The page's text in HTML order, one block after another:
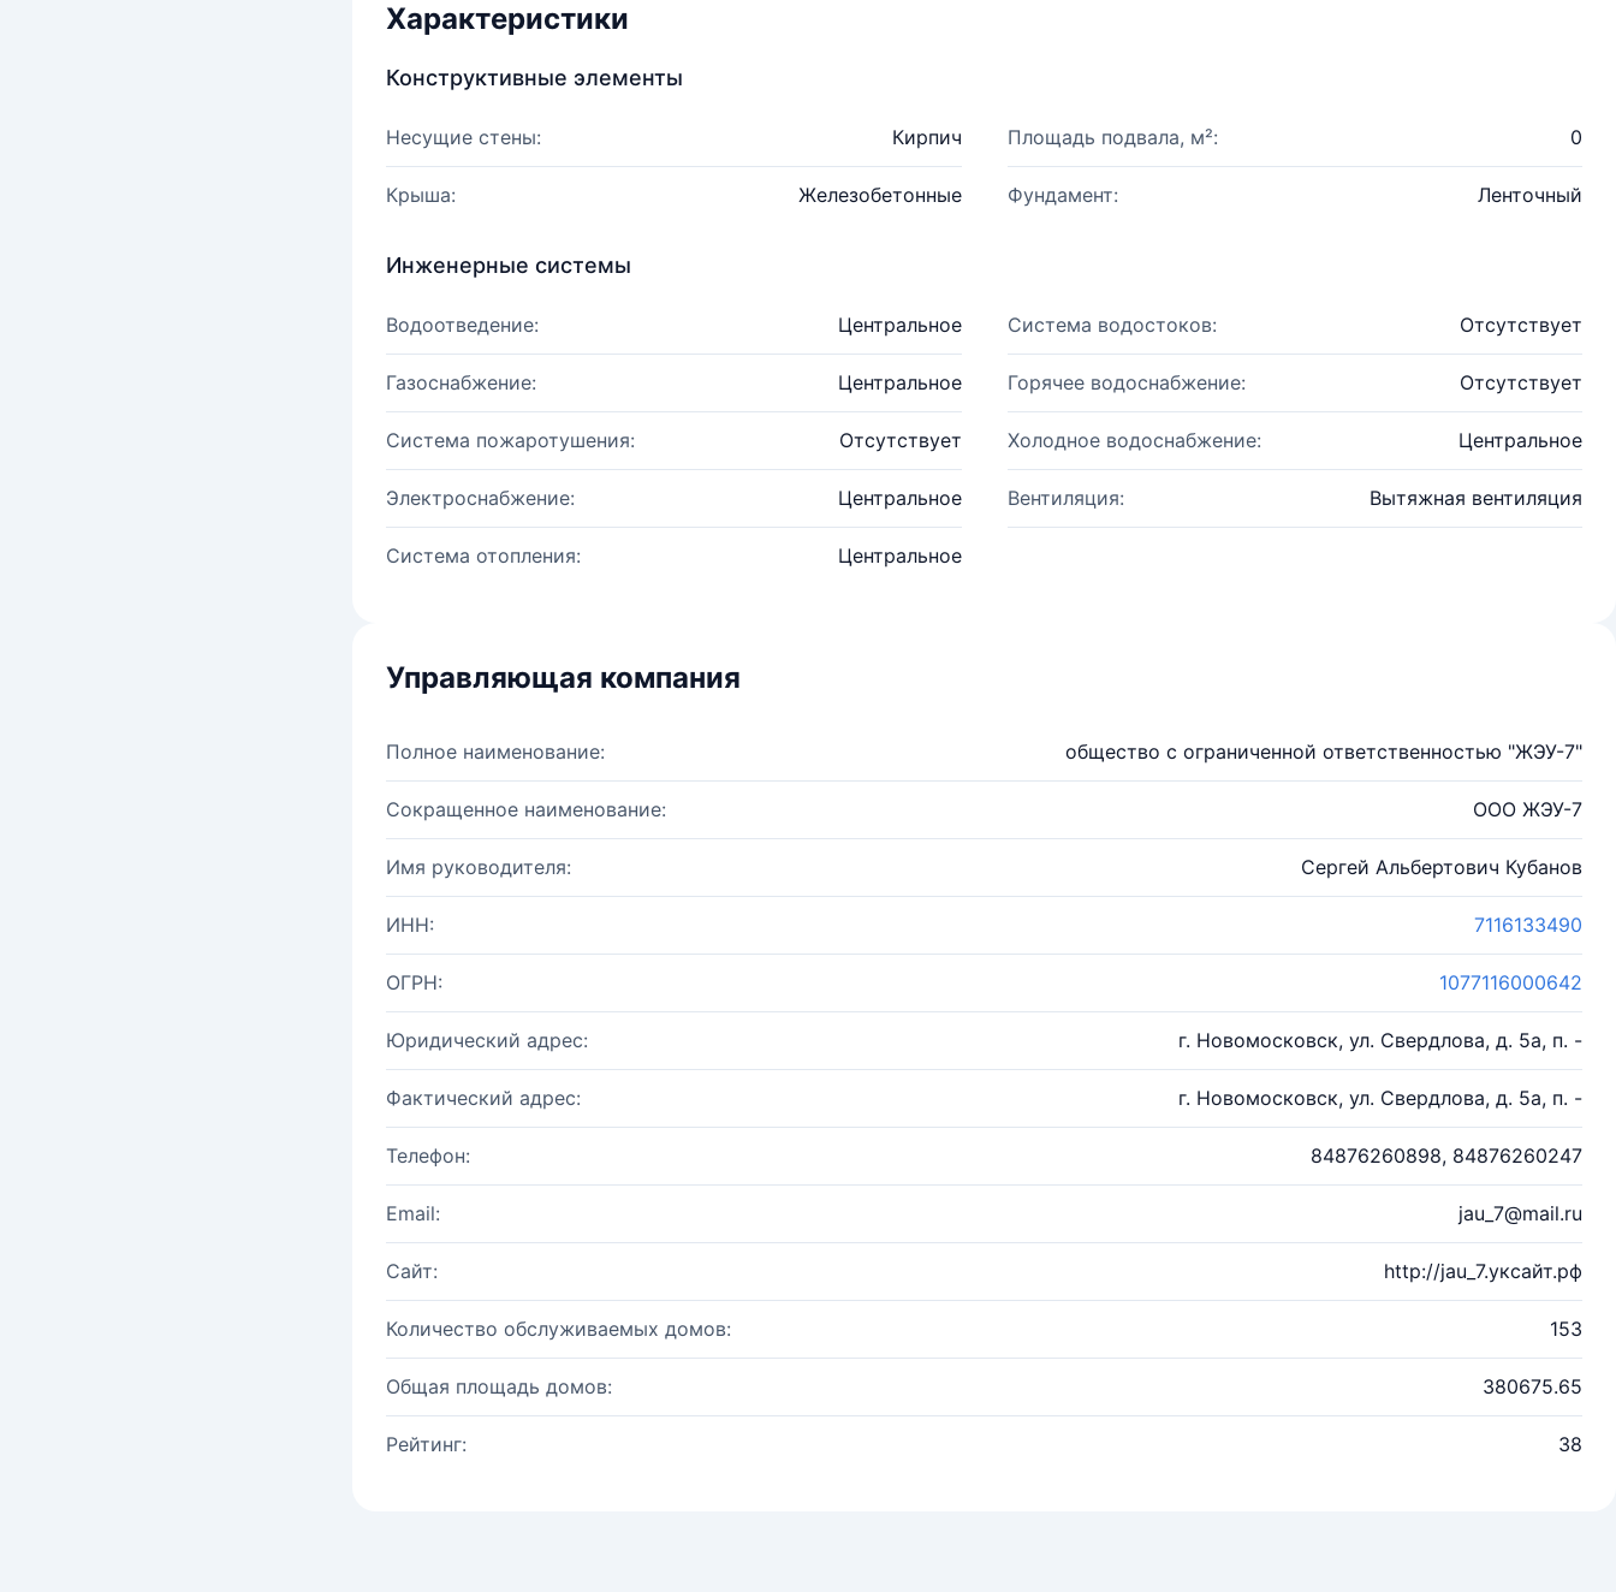
Характеристики
Конструктивные элементы
Несущие стены: Кирпич Площадь подвала, м²: 0
Крыша: Железобетонные Фундамент: Ленточный
Инженерные системы
Водоотведение: Центральное Система водостоков: Отсутствует
Газоснабжение: Центральное Горячее водоснабжение: Отсутствует
Система пожаротушения: Отсутствует Холодное водоснабжение: Центральное
Электроснабжение: Центральное Вентиляция: Вытяжная вентиляция
Система отопления: Центральное
Управляющая компания
Полное наименование: общество с ограниченной ответственностью "ЖЭУ-7"
Сокращенное наименование: ООО ЖЭУ-7
Имя руководителя: Сергей Альбертович Кубанов
ИНН: 7116133490
ОГРН: 1077116000642
Юридический адрес: г. Новомосковск, ул. Свердлова, д. 5а, п. -
Фактический адрес: г. Новомосковск, ул. Свердлова, д. 5а, п. -
Телефон: 84876260898, 84876260247
Email: jau_7@mail.ru
Сайт: http://jau_7.уксайт.рф
Количество обслуживаемых домов: 153
Общая площадь домов: 380675.65
Рейтинг: 38